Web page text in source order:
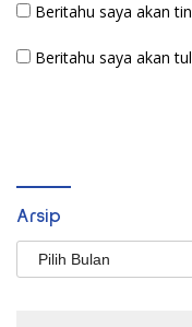
Beritahu saya akan
Beritahu saya akan
Arsip
Arsip